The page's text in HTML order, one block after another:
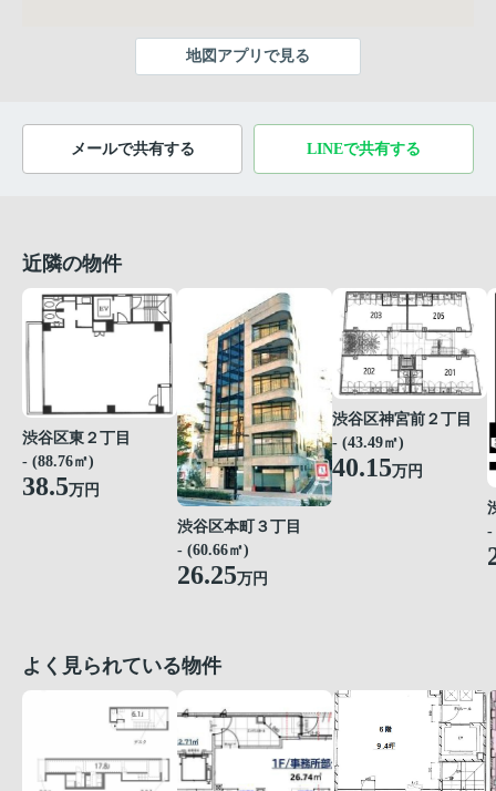
地図アプリで見る
メールで共有する LINEで共有する
近隣の物件
渋谷区東２丁目
- (88.76㎡)
38.5万円
渋谷区本町３丁目
- (60.66㎡)
26.25万円
渋谷区神宮前２丁目
- (43.49㎡)
40.15万円
-
よく見られている物件